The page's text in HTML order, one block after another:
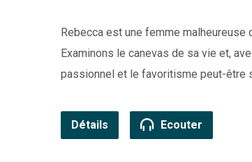
Rebecca est une femme
Examinons le canevas de sa vie et,
passionnel et le favoritisme peut-être
Détails Ecouter